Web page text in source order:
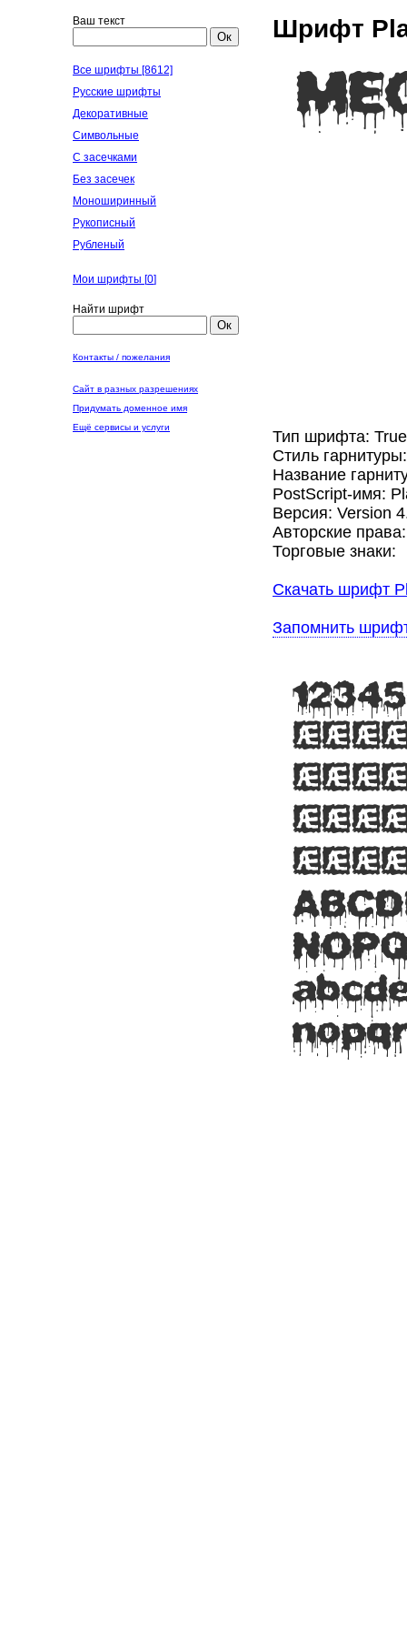
Ваш текст
Ок
Все шрифты [8612]
Русские шрифты
Декоративные
Символьные
С засечками
Без засечек
Моноширинный
Рукописный
Рубленый
Мои шрифты [0]
Найти шрифт
Ок
Контакты / пожелания
Сайт в разных разрешениях
Придумать доменное имя
Ещё сервисы и услуги
Шрифт
Тип шрифта:
Стиль
Название
PostScript-имя:
Версия: Version
Авторские
Торговые знаки:
Скачать шрифт
Запомнить